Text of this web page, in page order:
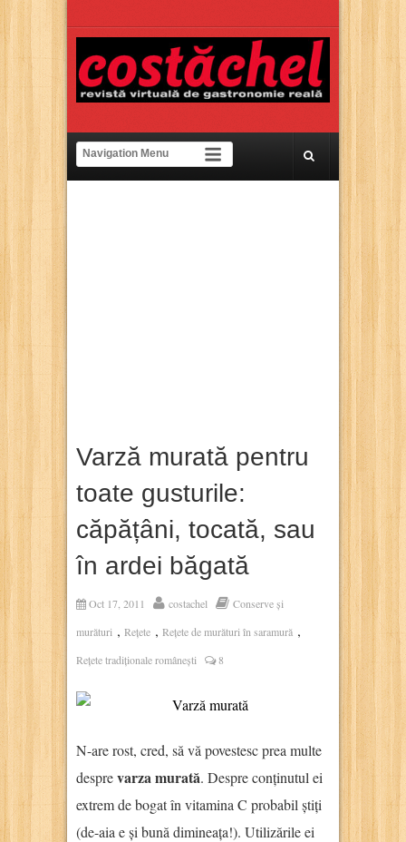
Varză murată pentru
toate gusturile:
căpățâni, tocată, sau
în ardei băgată
Oct 17, 2011 costachel
Conserve și
murături , Rețete , Rețete de murături în saramură ,
Rețete tradiționale românești 8
N-are rost, cred, să vă povestesc prea multe
desprevarza murată. Despre conținutul ei
extrem de bogat în vitamina C probabil știți
(de-aia e și bună dimineața!). Utilizările ei